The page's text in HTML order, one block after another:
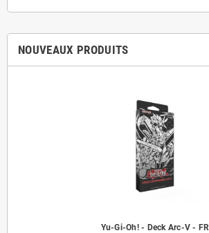
NOUVEAUX PRODUITS
Yu-Gi-Oh! - Deck Arc-V - FR